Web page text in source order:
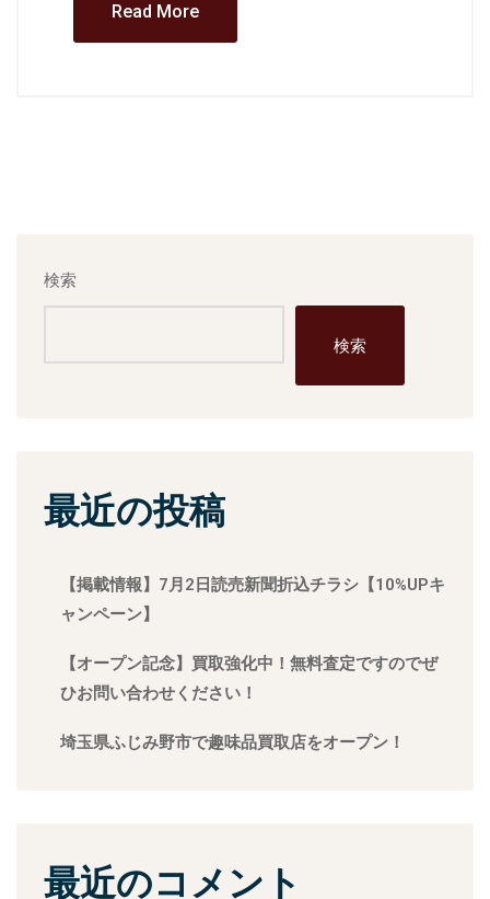
Read More
検索
検索
最近の投稿
【掲載情報】7月2日読売新聞折込チラシ【10%UPキ
ャンペーン】
【オープン記念】買取強化中！無料査定ですのでぜ
ひお問い合わせください！
埼玉県ふじみ野市で趣味品買取店をオープン！
最近のコメント